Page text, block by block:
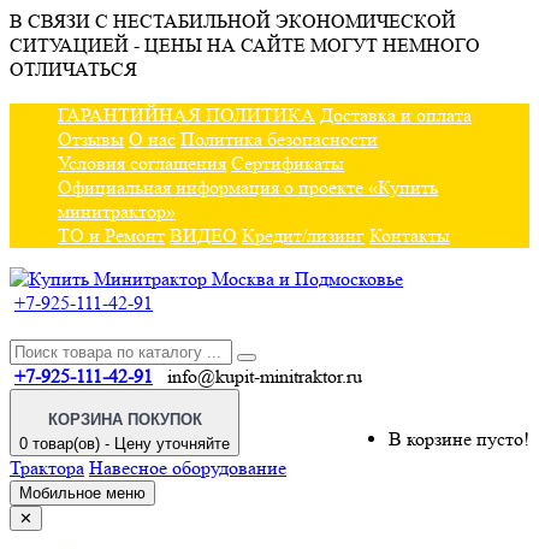
В СВЯЗИ С НЕСТАБИЛЬНОЙ ЭКОНОМИЧЕСКОЙ
СИТУАЦИЕЙ - ЦЕНЫ НА САЙТЕ МОГУТ НЕМНОГО
ОТЛИЧАТЬСЯ
ГАРАНТИЙНАЯ ПОЛИТИКА Доставка и оплата
Отзывы О нас Политика безопасности
Условия соглашения Сертификаты
Официальная информация о проекте «Купить
минитрактор»
ТО и Ремонт ВИДЕО Кредит/лизинг Контакты
+7-925-111-42-91
+7-925-111-42-91 info@kupit-minitraktor.ru
КОРЗИНА ПОКУПОК
0 товар(ов) - Цену уточняйте
В корзине пусто!
Трактора Навесное оборудование
Мобильное меню
✕